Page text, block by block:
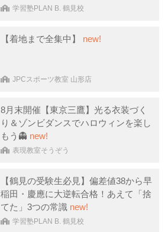
学習塾PLAN B. 鶴見校
【着地まで全集中】 new!
JPCスポーツ教室 山形店
8月末開催【東京三鷹】光る衣装づく
り＆ゾンビダンスでハロウィンを楽し
もう👻 new!
表現教室そうぞう
【鶴見の受験生必見】偏差値38から早
稲田・慶應に大逆転合格！あえて「捨
てた」3つの常識 new!
学習塾PLAN B. 鶴見校